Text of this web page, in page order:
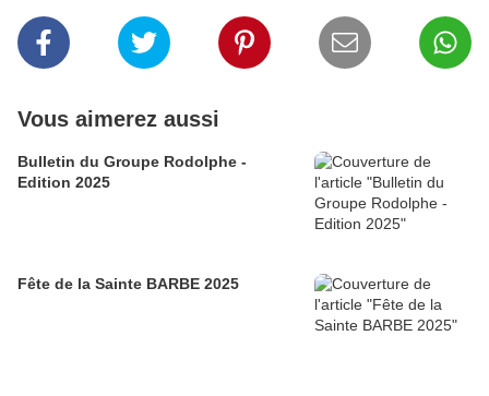
Vous aimerez aussi
Bulletin du Groupe Rodolphe -
Edition 2025
Fête de la Sainte BARBE 2025